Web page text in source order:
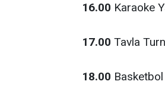
16.00 Karaoke
17.00 Tavla
18.00 Basketbol